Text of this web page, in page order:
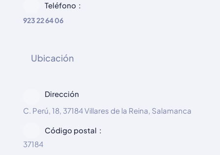
Teléfono
923 22 64 06
Ubicación
Dirección
C. Perú, 18, 37184 Villares de la Reina, Salamanca
Código postal
37184